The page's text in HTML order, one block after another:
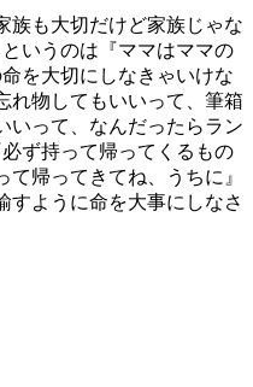
族も大切だけど家族じゃな
いうのは『ママはママの
を大切にしなきゃいけな
れ物してもいいって、筆箱
いって、なんだったらラン
ず持って帰ってくるもの
帰ってきてね、うちに』
すように命を大事にしなさ